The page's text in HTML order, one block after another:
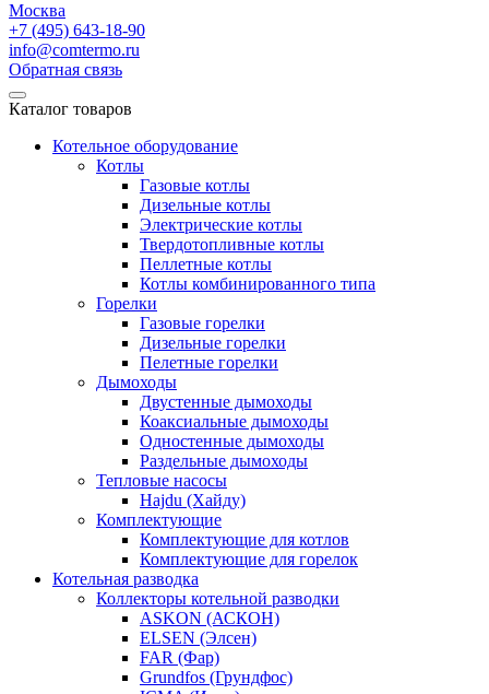
Москва
+7 (495) 643-18-90
info@comtermo.ru
Обратная связь
Каталог товаров
Котельное оборудование
Котлы
Газовые котлы
Дизельные котлы
Электрические котлы
Твердотопливные котлы
Пеллетные котлы
Котлы комбинированного типа
Горелки
Газовые горелки
Дизельные горелки
Пелетные горелки
Дымоходы
Двустенные дымоходы
Коаксиальные дымоходы
Одностенные дымоходы
Раздельные дымоходы
Тепловые насосы
Hajdu (Хайду)
Комплектующие
Комплектующие для котлов
Комплектующие для горелок
Котельная разводка
Коллекторы котельной разводки
ASKON (АСКОН)
ELSEN (Элсен)
FAR (Фар)
Grundfos (Грундфос)